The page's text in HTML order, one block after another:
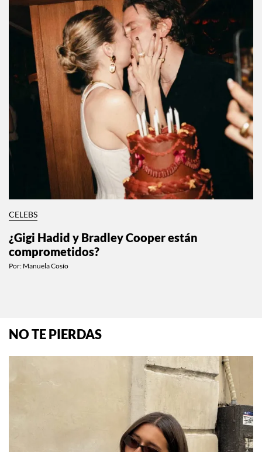
CELEBS
¿Gigi Hadid y Bradley Cooper están
comprometidos?
Por: Manuela Cosío
NO TE PIERDAS